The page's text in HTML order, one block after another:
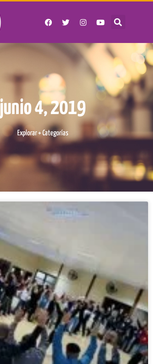
junio 4, 2019
Explorar + Categorías